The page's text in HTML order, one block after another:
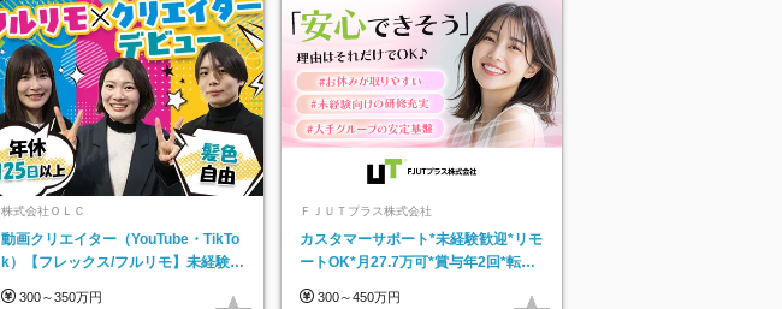
株式会社ＯＬＣ
動画クリエイター（YouTube・TikTo
k）【フレックス/フルリモ】未経験O
300～350万円
ＦＪＵＴプラス株式会社
カスタマーサポート*未経験歓迎*リモ
ートOK*月27.7万可*賞与年2回*転勤
300～450万円